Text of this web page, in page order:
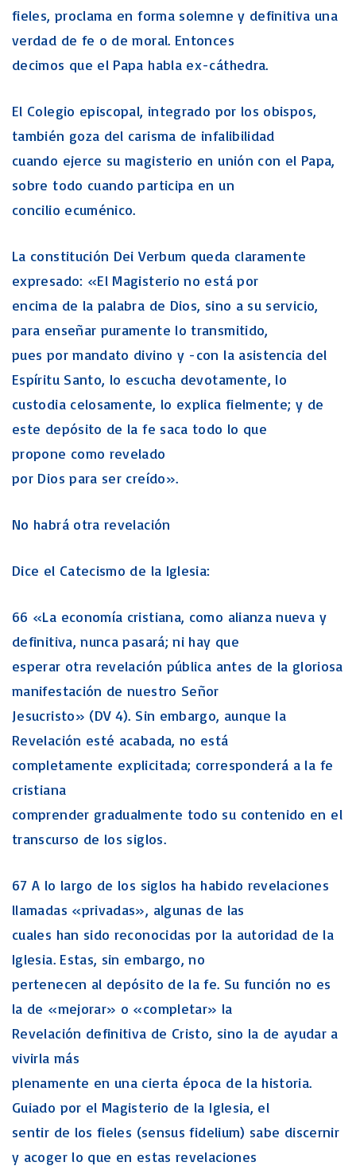
fieles, proclama en forma solemne y definitiva una
verdad de fe o de moral. Entonces
decimos que el Papa habla ex-cáthedra.
El Colegio episcopal, integrado por los obispos,
también goza del carisma de infalibilidad
cuando ejerce su magisterio en unión con el Papa,
sobre todo cuando participa en un
concilio ecuménico.
La constitución Dei Verbum queda claramente
expresado: «El Magisterio no está por
encima de la palabra de Dios, sino a su servicio,
para enseñar puramente lo transmitido,
pues por mandato divino y -con la asistencia del
Espíritu Santo, lo escucha devotamente, lo
custodia celosamente, lo explica fielmente; y de
este depósito de la fe saca todo lo que
propone como revelado
por Dios para ser creído».
No habrá otra revelación
Dice el Catecismo de la Iglesia:
66 «La economía cristiana, como alianza nueva y
definitiva, nunca pasará; ni hay que
esperar otra revelación pública antes de la gloriosa
manifestación de nuestro Señor
Jesucristo» (DV 4). Sin embargo, aunque la
Revelación esté acabada, no está
completamente explicitada; corresponderá a la fe
cristiana
comprender gradualmente todo su contenido en el
transcurso de los siglos.
67 A lo largo de los siglos ha habido revelaciones
llamadas «privadas», algunas de las
cuales han sido reconocidas por la autoridad de la
Iglesia. Estas, sin embargo, no
pertenecen al depósito de la fe. Su función no es
la de «mejorar» o «completar» la
Revelación definitiva de Cristo, sino la de ayudar a
vivirla más
plenamente en una cierta época de la historia.
Guiado por el Magisterio de la Iglesia, el
sentir de los fieles (sensus fidelium) sabe discernir
y acoger lo que en estas revelaciones